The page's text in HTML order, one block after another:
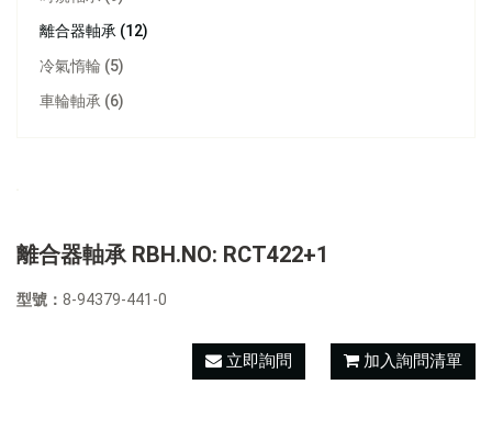
離合器軸承 (12)
冷氣惰輪 (5)
車輪軸承 (6)
離合器軸承 RBH.NO: RCT422+1
型號： 8-94379-441-0
立即詢問 加入詢問清單